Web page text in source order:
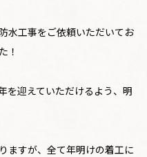
水工事をご依頼いただいてお
！
を迎えていただけるよう、明
ますが、全て年明けの着工に